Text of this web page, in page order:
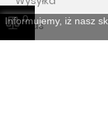
Informujemy, iż nasz
O nas
0